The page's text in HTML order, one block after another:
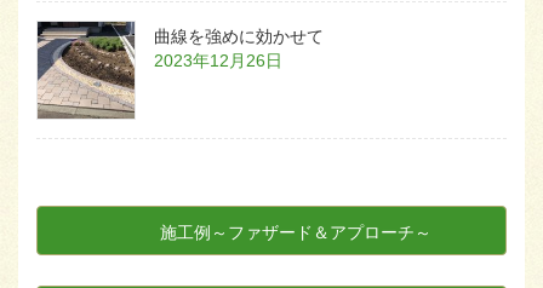
曲線を強めに効かせて
2023年12月26日
施工例～ファザード＆アプローチ～